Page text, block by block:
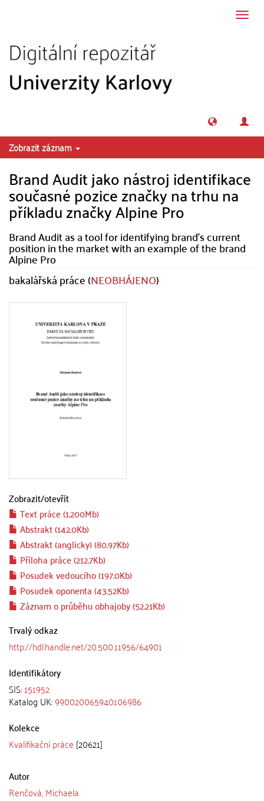
Zobrazit záznam
Brand Audit jako nástroj identifikace
současné pozice značky na trhu na
příkladu značky Alpine Pro
Brand Audit as a tool for identifying brand's current
position in the market with an example of the brand
Alpine Pro
bakalářská práce (NEOBHÁJENO)
Zobrazit/otevřít
Text práce (1.200Mb)
Abstrakt (142.0Kb)
Abstrakt (anglicky) (80.97Kb)
Příloha práce (212.7Kb)
Posudek vedoucího (197.0Kb)
Posudek oponenta (43.52Kb)
Záznam o průběhu obhajoby (52.21Kb)
Trvalý odkaz
http://hdl.handle.net/20.500.11956/64901
Identifikátory
SIS:151952
Katalog UK:990020065940106986
Kolekce
Kvalifikační práce [20621]
Autor
Renčová, Michaela